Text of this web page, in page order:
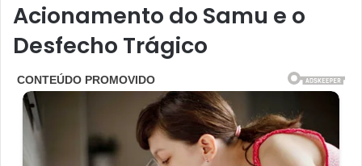
Acionamento do Samu e o
Desfecho Trágico